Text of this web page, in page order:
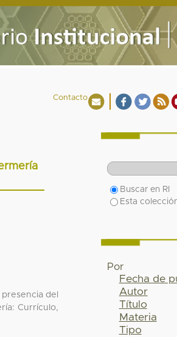
Contacto
del
Currículo,
Buscar en RI
Esta
Por
Fecha de
Autor
Título
Materia
Tipo